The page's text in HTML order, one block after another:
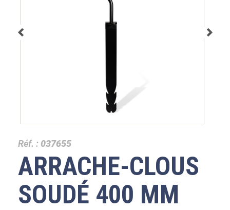
Réf. : 037655
ARRACHE-CLOUS
SOUDÉ 400 MM